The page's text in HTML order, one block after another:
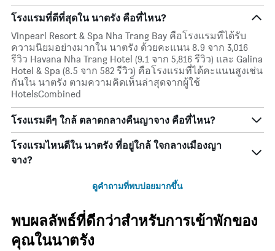
โรงแรมที่ดีที่สุดใน นาตรัง คือที่ไหน?
Vinpearl Resort & Spa Nha Trang Bay คือโรงแรมที่ได้รับ
ความนิยมอย่างมากใน นาตรัง ด้วยคะแนน 8.9 จาก 3,016
รีวิว Havana Nha Trang Hotel (9.1 จาก 5,816 รีวิว) และ Galina
Hotel & Spa (8.5 จาก 582 รีวิว) คือโรงแรมที่ได้คะแนนสูงเช่น
กันใน นาตรัง ตามความคิดเห็นล่าสุดจากผู้ใช้
HotelsCombined
โรงแรมดีๆ ใกล้ ตลาดกลางคืนญาจาง คือที่ไหน?
โรงแรมไหนดีใน นาตรัง ที่อยู่ใกล้ ใจกลางเมืองญา
จาง?
ดูคำถามที่พบบ่อยมากขึ้น
พบผลลัพธ์ที่ดีกว่าสำหรับการเข้าพักของ
คุณในนาตรัง